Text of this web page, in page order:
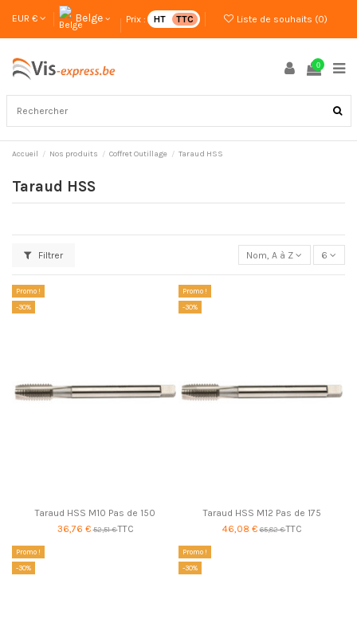
EUR € Belge Prix : HT TTC Liste de souhaits (0)
0
Accueil Nos produits Coffret Outillage Taraud HSS
Taraud HSS
Filtrer Nom, A à Z 6
Promo !
-30%
Taraud HSS M10 Pas de 150
36,76 €52,51 €TTC
Promo !
-30%
Taraud HSS M12 Pas de 175
46,08 €65,82 €TTC
Promo !
-30%
Promo !
-30%